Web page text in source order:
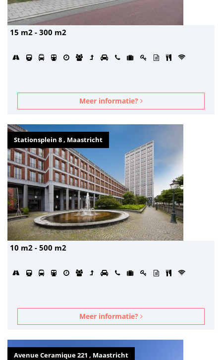
15 m2 - 300 m2
Meer informatie?
Stationsplein 8 , Maastricht
10 m2 - 500 m2
Meer informatie?
Avenue Ceramique 221 , Maastricht